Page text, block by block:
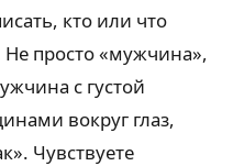
кто или что
Не просто «мужчина»,
с густой
вокруг глаз,
Чувствуете